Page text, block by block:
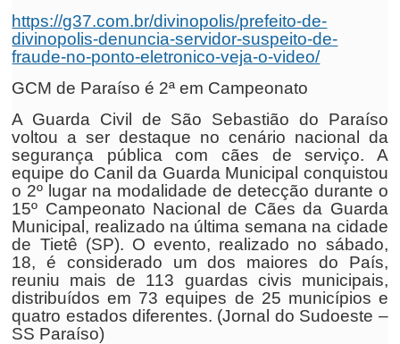
https://g37.com.br/divinopolis/prefeito-de-
divinopolis-denuncia-servidor-suspeito-de-
fraude-no-ponto-eletronico-veja-o-video/
GCM de Paraíso é 2ª em Campeonato
A Guarda Civil de São Sebastião do Paraíso
voltou a ser destaque no cenário nacional da
segurança pública com cães de serviço. A
equipe do Canil da Guarda Municipal conquistou
o 2º lugar na modalidade de detecção durante o
15º Campeonato Nacional de Cães da Guarda
Municipal, realizado na última semana na cidade
de Tietê (SP). O evento, realizado no sábado,
18, é considerado um dos maiores do País,
reuniu mais de 113 guardas civis municipais,
distribuídos em 73 equipes de 25 municípios e
quatro estados diferentes. (Jornal do Sudoeste –
SS Paraíso)